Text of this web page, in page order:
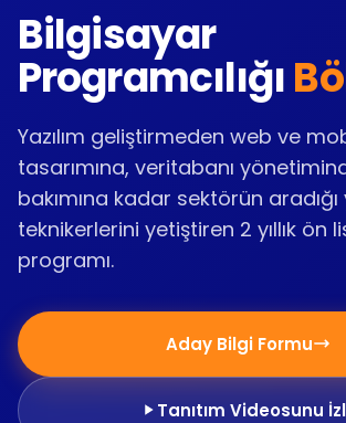
Bilgisayar
Programcılığı
Yazılım geliştirmeden web ve
tasarımına, veritabanı
bakımına kadar sektörün aradığı
teknikerlerini yetiştiren 2 yıllık ön
programı.
Aday Bilgi Formu
Tanıtım Videosunu